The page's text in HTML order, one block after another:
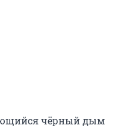
чёрный дым